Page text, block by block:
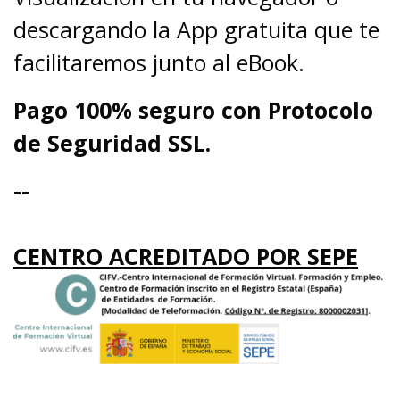
descargando la App gratuita que te
facilitaremos junto al eBook.
Pago 100% seguro con Protocolo
de Seguridad SSL.
--
CENTRO ACREDITADO POR SEPE